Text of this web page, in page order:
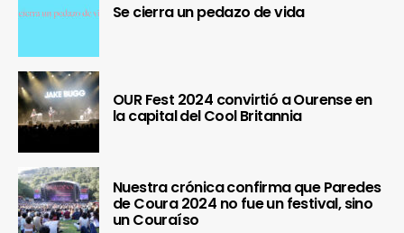
Se cierra un pedazo de vida
OUR Fest 2024 convirtió a Ourense en
la capital del Cool Britannia
Nuestra crónica confirma que Paredes
de Coura 2024 no fue un festival, sino
un Couraíso